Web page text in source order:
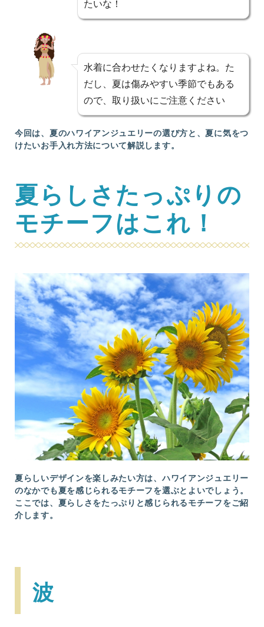
たいな！
水着に合わせたくなりますよね。た
だし、夏は傷みやすい季節でもある
ので、取り扱いにご注意ください
今回は、夏のハワイアンジュエリーの選び方と、夏に気をつ
けたいお手入れ方法について解説します。
夏らしさたっぷりの
モチーフはこれ！
夏らしいデザインを楽しみたい方は、ハワイアンジュエリー
のなかでも夏を感じられるモチーフを選ぶとよいでしょう。
ここでは、夏らしさをたっぷりと感じられるモチーフをご紹
介します。
波